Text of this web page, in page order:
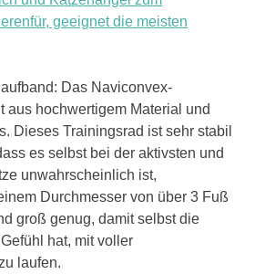
geeignet die meisten
Das Naviconvex-
aus hochwertigem Material und
Dieses Trainingsrad ist sehr stabil
es selbst bei der aktivsten und
unwahrscheinlich ist,
Durchmesser von über 3 Fuß
groß genug, damit selbst die
hat, mit voller
laufen.